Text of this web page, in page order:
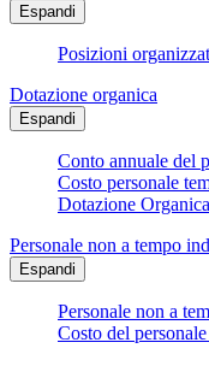
Espandi
Posizioni
Dotazione organica
Espandi
Conto annuale del
Costo personale
Dotazione Organica
Personale non a tempo
Espandi
Personale non a
Costo del